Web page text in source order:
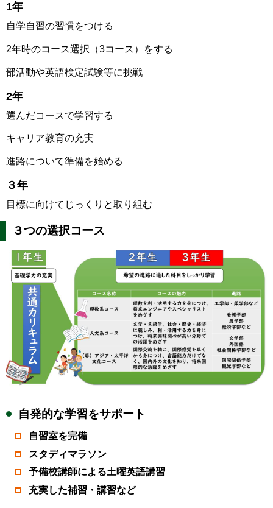
1年
自学自習の習慣をつける
2年時のコース選択（3コース）をする
部活動や英語検定試験等に挑戦
2年
選んだコースで学習する
キャリア教育の充実
進路について準備を始める
３年
目標に向けてじっくりと取り組む
３つの選択コース
自発的な学習をサポート
自習室を完備
スタディマラソン
予備校講師による土曜英語講習
充実した補習・講習など